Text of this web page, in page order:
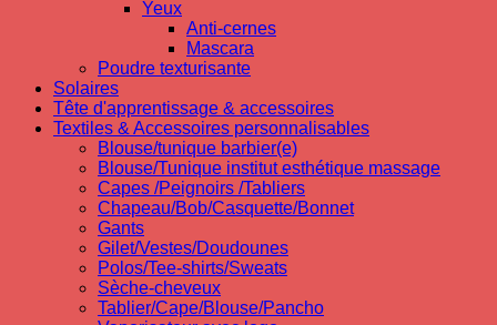
Yeux
Anti-cernes
Mascara
Poudre texturisante
Solaires
Tête d'apprentissage & accessoires
Textiles & Accessoires personnalisables
Blouse/tunique barbier(e)
Blouse/Tunique institut esthétique massage
Capes /Peignoirs /Tabliers
Chapeau/Bob/Casquette/Bonnet
Gants
Gilet/Vestes/Doudounes
Polos/Tee-shirts/Sweats
Sèche-cheveux
Tablier/Cape/Blouse/Pancho